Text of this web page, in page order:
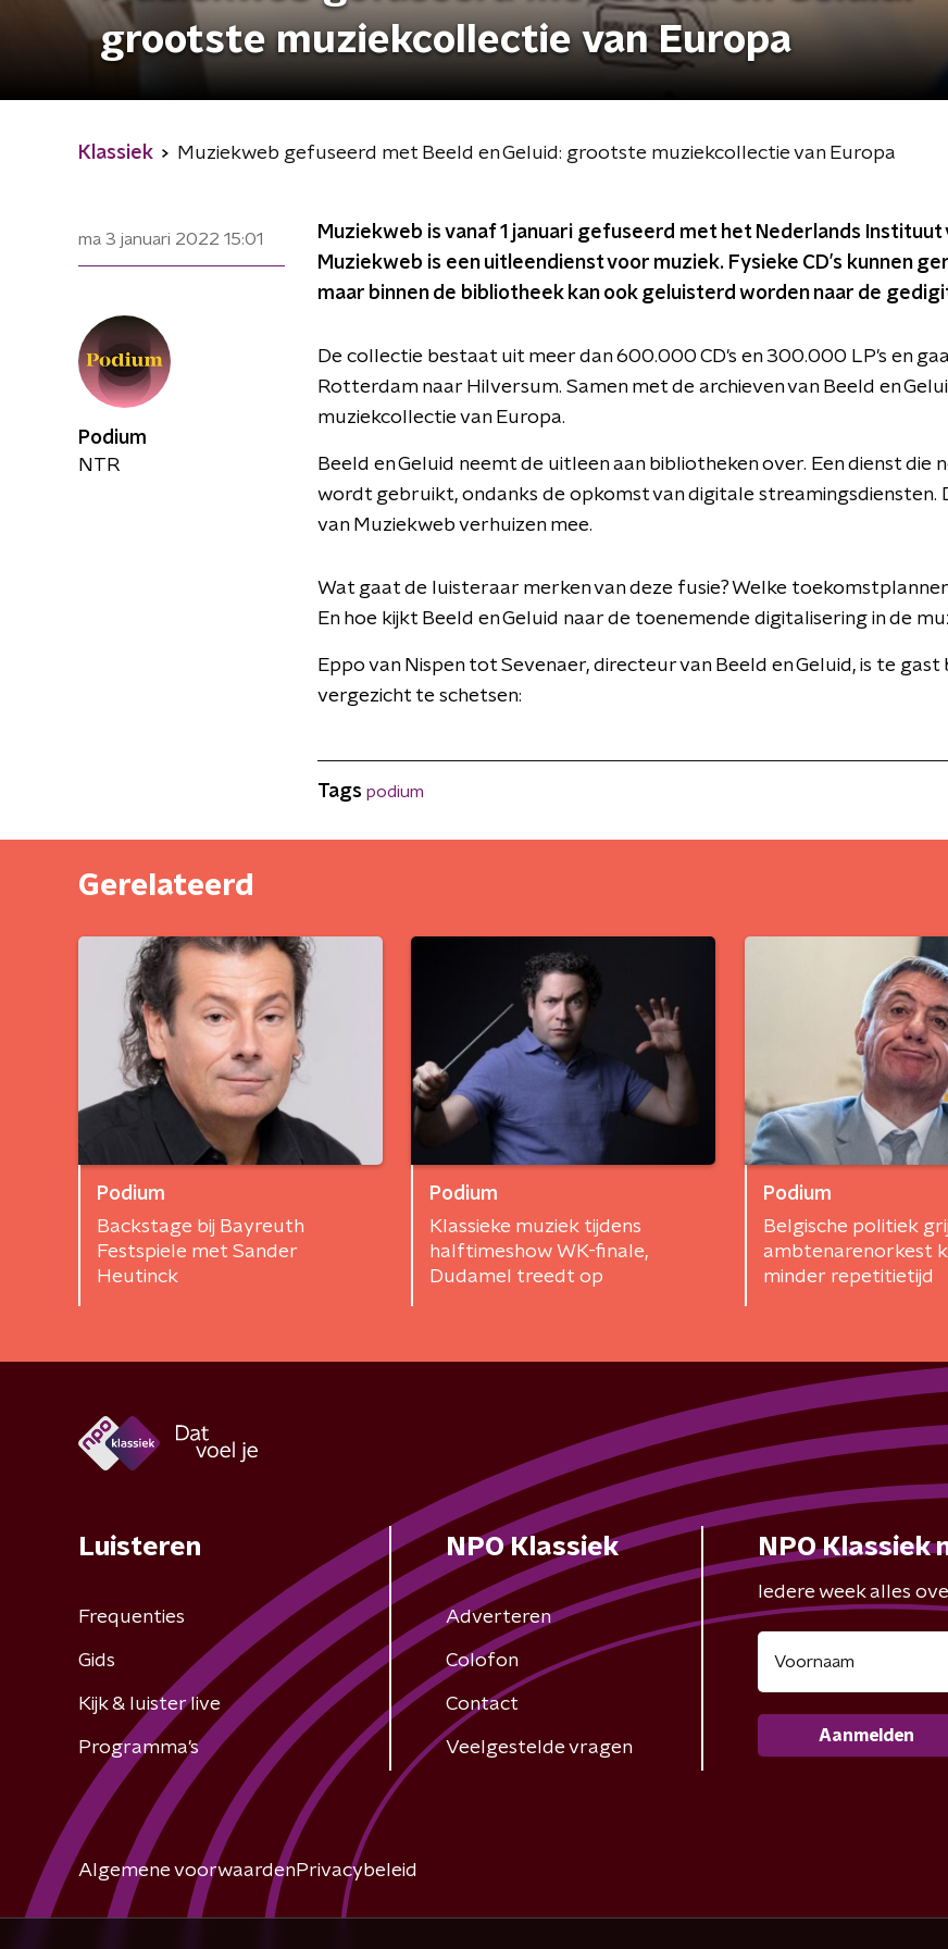
grootste muziekcollectie van Europa
Klassiek Muziekweb gefuseerd met Beeld en Geluid: grootste muziekcollectie van Europa
ma 3 januari 2022 15:01
Muziekweb is vanaf 1 januari gefuseerd met het Nederlands Instituut
Muziekweb is een uitleendienst voor muziek. Fysieke CD’s kunnen
maar binnen de bibliotheek kan ook geluisterd worden naar de
De collectie bestaat uit meer dan 600.000 CD's en 300.000 LP's en
Rotterdam naar Hilversum. Samen met de archieven van Beeld en
muziekcollectie van Europa.
Beeld en Geluid neemt de uitleen aan bibliotheken over. Een dienst die
wordt gebruikt, ondanks de opkomst van digitale streamingsdiensten.
van Muziekweb verhuizen mee.
Wat gaat de luisteraar merken van deze fusie? Welke
En hoe kijkt Beeld en Geluid naar de toenemende digitalisering in de
Eppo van Nispen tot Sevenaer, directeur van Beeld en Geluid, is te gast
vergezicht te schetsen:
Podium
NTR
Tags podium
Gerelateerd
Podium
Backstage bij Bayreuth
Festspiele met Sander
Heutinck
Podium
Klassieke muziek tijdens
halftimeshow WK-finale,
Dudamel treedt op
Podium
Belgische politiek
ambtenarenorkest
minder repetitietijd
Luisteren
Frequenties
Gids
Kijk & luister live
Programma's
NPO Klassiek
Adverteren
Colofon
Contact
Veelgestelde vragen
NPO Klassiek
Iedere week alles
Aanmelden
Algemene voorwaardenPrivacybeleid